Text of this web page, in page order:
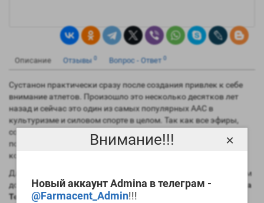
Внимание!!!
Новый аккаунт Admina в телеграм -
@Farmacent_Admin!!!
×
Описание Отзывы 0 Вопрос - Ответ 0
Сустанон практически сразу после создания привлек к себе
внимание атлетов. Произошло это несколько десятков лет
назад и сейчас это один из самых популярных ААС в
культуризме и силовом спорте в целом. Так как все эфиры,
составляющие сустанон обладают различными сроками
полужизни, то это позволило совместить все преимущества
коротких и пролонгированных препаратов тестостерона.
Для получения высокого и ровного анаболического фона вам
достаточно ставить один укол в семь дней. Заметим, что
цена
Testosterone Mix 10ml Spectrum Pharma